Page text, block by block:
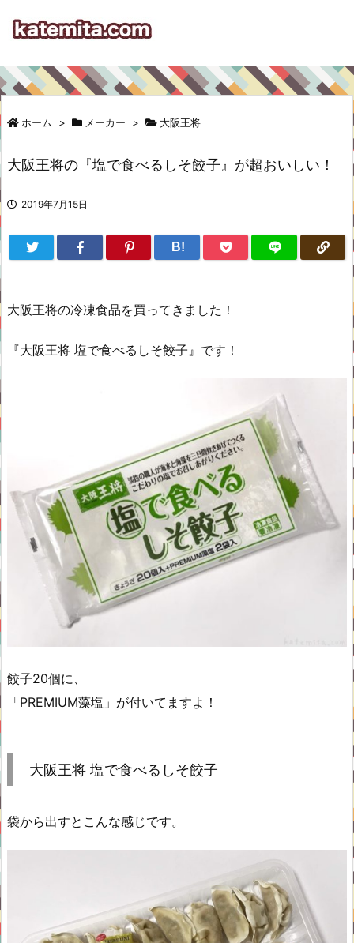
ホーム > メーカー > 大阪王将
大阪王将の『塩で食べるしそ餃子』が超おいしい！
2019年7月15日
B!
大阪王将の冷凍食品を買ってきました！
『大阪王将 塩で食べるしそ餃子』です！
餃子20個に、
「PREMIUM藻塩」が付いてますよ！
大阪王将 塩で食べるしそ餃子
袋から出すとこんな感じです。